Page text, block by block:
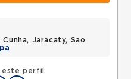
este perfil
Jaracaty, Sao